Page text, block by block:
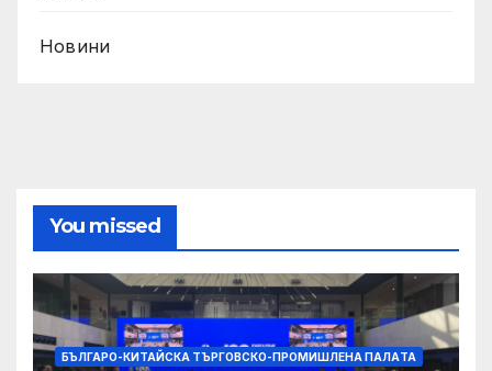
Новини
You missed
БЪЛГАРО-КИТАЙСКА ТЪРГОВСКО-ПРОМИШЛЕНА ПАЛAТА